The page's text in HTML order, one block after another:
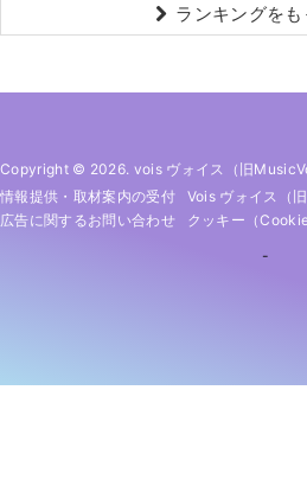
ランキングをも
Copyright © 2026. vois ヴォイス（旧
情報提供・取材案内の受付
Vois ヴォイス（
広告に関するお問い合わせ
クッキー（
-